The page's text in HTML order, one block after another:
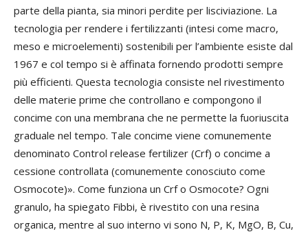
parte della pianta, sia minori perdite per lisciviazione. La
tecnologia per rendere i fertilizzanti (intesi come macro,
meso e microelementi) sostenibili per l’ambiente esiste dal
1967 e col tempo si è affinata fornendo prodotti sempre
più efficienti. Questa tecnologia consiste nel rivestimento
delle materie prime che controllano e compongono il
concime con una membrana che ne permette la fuoriuscita
graduale nel tempo. Tale concime viene comunemente
denominato Control release fertilizer (Crf) o concime a
cessione controllata (comunemente conosciuto come
Osmocote)». Come funziona un Crf o Osmocote? Ogni
granulo, ha spiegato Fibbi, è rivestito con una resina
organica, mentre al suo interno vi sono N, P, K, MgO, B, Cu,